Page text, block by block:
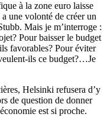
à la zone euro laisse
une volonté de créer un
Mais je m’interroge :
Pour baisser le budget
favorables? Pour éviter
ils ce budget?…Je
Helsinki refusera d’y
de question de donner
est si proche.